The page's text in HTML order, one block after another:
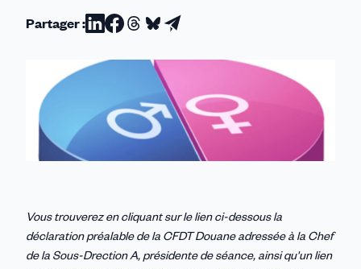
Partager :Partager
sur
Partager
sur
Facebook
Partager
sur
Threads
Partager
sur
Bluesky
Partager
par
email
Vous trouverez en cliquant sur le lien ci-dessous la
déclaration préalable de la CFDT Douane adressée à la Chef
de la Sous-Drection A, présidente de séance, ainsi qu'un lien